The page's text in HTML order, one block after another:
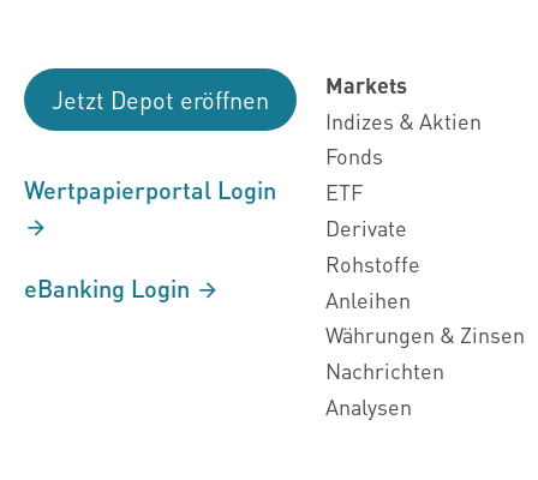
Jetzt Depot eröffnen
Wertpapierportal Login
eBanking Login
Markets
Indizes & Aktien
Fonds
ETF
Derivate
Rohstoffe
Anleihen
Währungen & Zinsen
Nachrichten
Analysen